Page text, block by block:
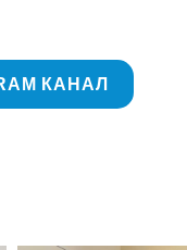
КАНАЛ